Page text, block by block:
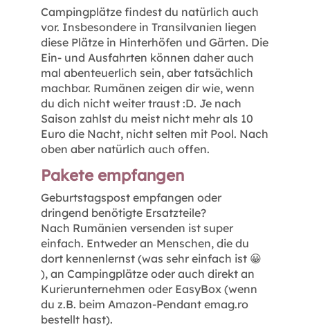
Campingplätze findest du natürlich auch
vor. Insbesondere in Transilvanien liegen
diese Plätze in Hinterhöfen und Gärten. Die
Ein- und Ausfahrten können daher auch
mal abenteuerlich sein, aber tatsächlich
machbar. Rumänen zeigen dir wie, wenn
du dich nicht weiter traust :D. Je nach
Saison zahlst du meist nicht mehr als 10
Euro die Nacht, nicht selten mit Pool. Nach
oben aber natürlich auch offen.
Pakete empfangen
Geburtstagspost empfangen oder
dringend benötigte Ersatzteile?
Nach Rumänien versenden ist super
einfach. Entweder an Menschen, die du
dort kennenlernst (was sehr einfach ist 😀
), an Campingplätze oder auch direkt an
Kurierunternehmen oder EasyBox (wenn
du z.B. beim Amazon-Pendant emag.ro
bestellt hast).